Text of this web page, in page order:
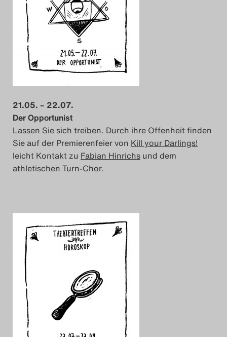
21.05. – 22.07.
Der Opportunist
Lassen Sie sich treiben. Durch ihre Offenheit finden
Sie auf der Premierenfeier von Kill your Darlings!
leicht Kontakt zu Fabian Hinrichs und dem
athletischen Turn-Chor.